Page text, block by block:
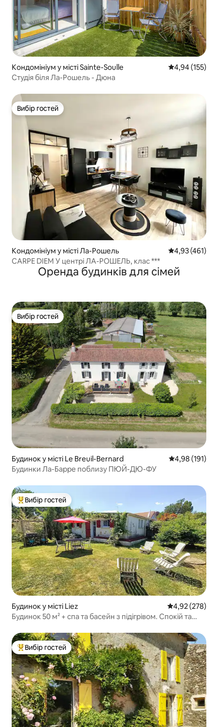
Кондомініум у місті Sainte-Soulle Середня
4,94 (155)
Студія біля Ла-Рошель - Дюна
Вибір гостей
Вибір гостей
Кондомініум у місті Ла-Рошель Середня
4,93 (461)
CARPE DIEM У центрі ЛА-РОШЕЛЬ, клас ***
Оренда будинків для сімей
Вибір гостей
Вибір гостей
Будинок у місті Le Breuil-Bernard Середня
4,98 (191)
Будинки Ла-Барре поблизу ПЮЙ-ДЮ-ФУ
Топ вибір гостей
Вибір гостей
Будинок у місті Liez Середня
4,92 (278)
Будинок 50 м² + спа та басейн з підігрівом. Спокій та
Топ вибір гостей
Вибір гостей